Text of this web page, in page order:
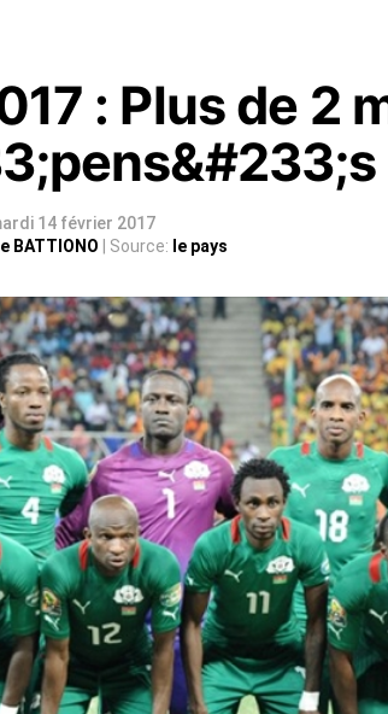
: Plus de 2
14 février 2017
BATTIONO | Source: le pays